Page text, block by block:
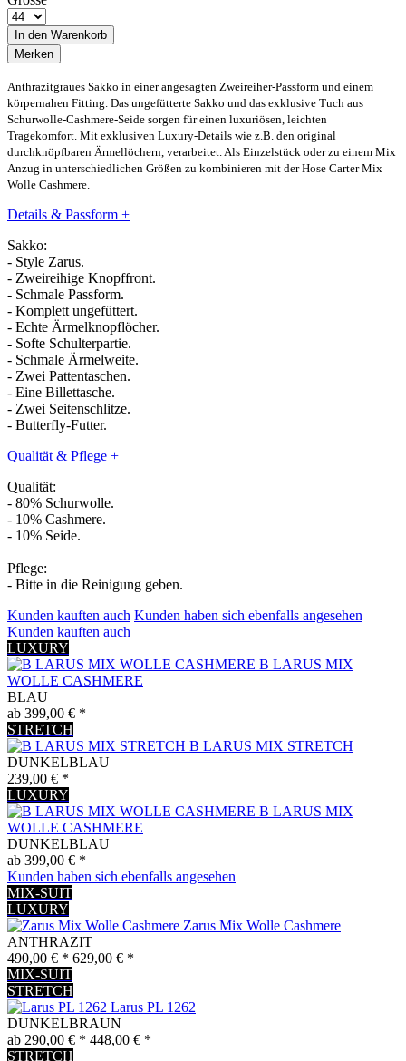
In den Warenkorb
Merken
Anthrazitgraues Sakko in einer angesagten Zweireiher-Passform und einem
körpernahen Fitting. Das ungefütterte Sakko und das exklusive Tuch aus
Schurwolle-Cashmere-Seide sorgen für einen luxuriösen, leichten
Tragekomfort. Mit exklusiven Luxury-Details wie z.B. den original
durchknöpfbaren Ärmellöchern, verarbeitet. Als Einzelstück oder zu einem Mix
Anzug in unterschiedlichen Größen zu kombinieren mit der Hose Carter Mix
Wolle Cashmere.
Details & Passform +
Sakko:
- Style Zarus.
- Zweireihige Knopffront.
- Schmale Passform.
- Komplett ungefüttert.
- Echte Ärmelknopflöcher.
- Softe Schulterpartie.
- Schmale Ärmelweite.
- Zwei Pattentaschen.
- Eine Billettasche.
- Zwei Seitenschlitze.
- Butterfly-Futter.
Qualität & Pflege +
Qualität:
- 80% Schurwolle.
- 10% Cashmere.
- 10% Seide.
Pflege:
- Bitte in die Reinigung geben.
Kunden kauften auch Kunden haben sich ebenfalls angesehen
Kunden kauften auch
LUXURY
B LARUS MIX
WOLLE CASHMERE
BLAU
ab 399,00 € *
STRETCH
B LARUS MIX STRETCH
DUNKELBLAU
239,00 € *
LUXURY
B LARUS MIX
WOLLE CASHMERE
DUNKELBLAU
ab 399,00 € *
Kunden haben sich ebenfalls angesehen
MIX-SUIT
LUXURY
Zarus Mix Wolle Cashmere
ANTHRAZIT
490,00 € * 629,00 € *
MIX-SUIT
STRETCH
Larus PL 1262
DUNKELBRAUN
ab 290,00 € * 448,00 € *
STRETCH